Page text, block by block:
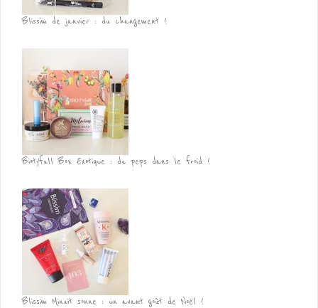
Blissim de janvier : du changement !
Biotyfull Box Exotique : du peps dans le froid !
Blissim Minuit sonne : un avant goût de Noël !